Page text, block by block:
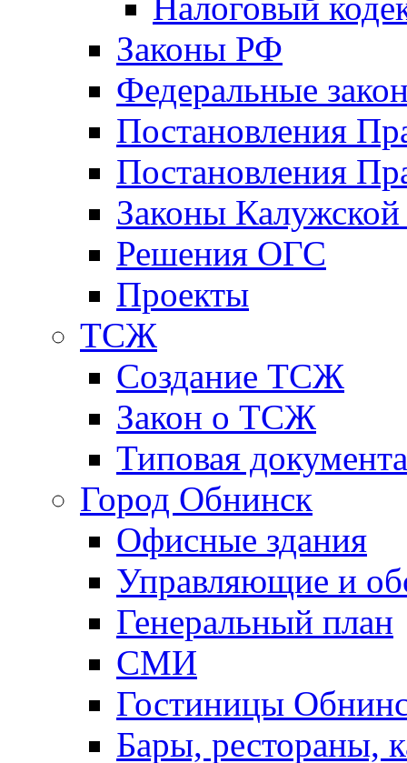
Налоговый
Законы РФ
Федеральные
Постановления
Постановления
Законы Калужской
Решения ОГС
Проекты
ТСЖ
Создание ТСЖ
Закон о ТСЖ
Типовая
Город Обнинск
Офисные здания
Управляющие и
Генеральный план
СМИ
Гостиницы
Бары, рестораны,